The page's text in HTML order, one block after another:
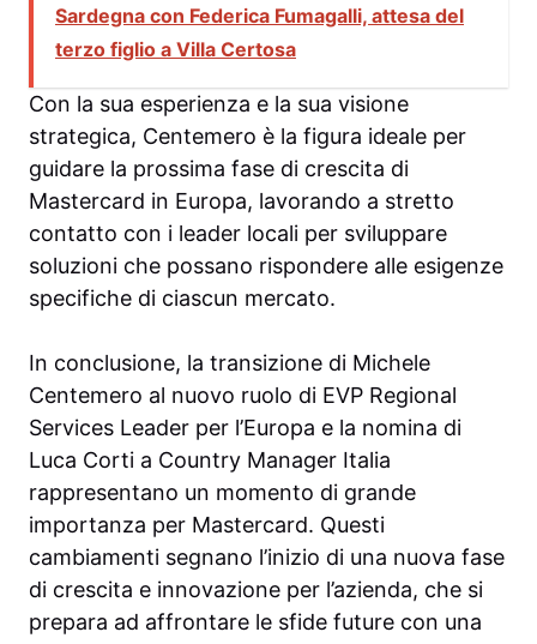
Sardegna con Federica Fumagalli, attesa del
terzo figlio a Villa Certosa
Con la sua esperienza e la sua visione
strategica, Centemero è la figura ideale per
guidare la prossima fase di crescita di
Mastercard in Europa, lavorando a stretto
contatto con i leader locali per sviluppare
soluzioni che possano rispondere alle esigenze
specifiche di ciascun mercato.
In conclusione, la transizione di Michele
Centemero al nuovo ruolo di EVP Regional
Services Leader per l’Europa e la nomina di
Luca Corti a Country Manager Italia
rappresentano un momento di grande
importanza per Mastercard. Questi
cambiamenti segnano l’inizio di una nuova fase
di crescita e innovazione per l’azienda, che si
prepara ad affrontare le sfide future con una